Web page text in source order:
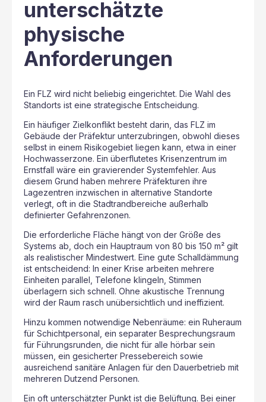
unterschätzte
physische
Anforderungen
Ein FLZ wird nicht beliebig eingerichtet. Die Wahl des
Standorts ist eine strategische Entscheidung.
Ein häufiger Zielkonflikt besteht darin, das FLZ im
Gebäude der Präfektur unterzubringen, obwohl dieses
selbst in einem Risikogebiet liegen kann, etwa in einer
Hochwasserzone. Ein überflutetes Krisenzentrum im
Ernstfall wäre ein gravierender Systemfehler. Aus
diesem Grund haben mehrere Präfekturen ihre
Lagezentren inzwischen in alternative Standorte
verlegt, oft in die Stadtrandbereiche außerhalb
definierter Gefahrenzonen.
Die erforderliche Fläche hängt von der Größe des
Systems ab, doch ein Hauptraum von 80 bis 150 m² gilt
als realistischer Mindestwert. Eine gute Schalldämmung
ist entscheidend: In einer Krise arbeiten mehrere
Einheiten parallel, Telefone klingeln, Stimmen
überlagern sich schnell. Ohne akustische Trennung
wird der Raum rasch unübersichtlich und ineffizient.
Hinzu kommen notwendige Nebenräume: ein Ruheraum
für Schichtpersonal, ein separater Besprechungsraum
für Führungsrunden, die nicht für alle hörbar sein
müssen, ein gesicherter Pressebereich sowie
ausreichend sanitäre Anlagen für den Dauerbetrieb mit
mehreren Dutzend Personen.
Ein oft unterschätzter Punkt ist die Belüftung. Bei einer